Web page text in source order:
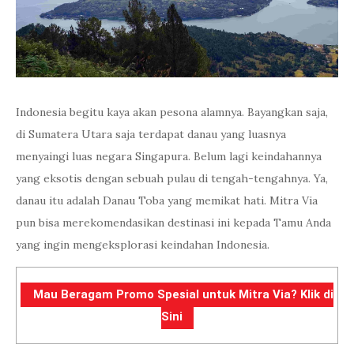
Indonesia begitu kaya akan pesona alamnya. Bayangkan saja,
di Sumatera Utara saja terdapat danau yang luasnya
menyaingi luas negara Singapura. Belum lagi keindahannya
yang eksotis dengan sebuah pulau di tengah-tengahnya. Ya,
danau itu adalah Danau Toba yang memikat hati. Mitra Via
pun bisa merekomendasikan destinasi ini kepada Tamu Anda
yang ingin mengeksplorasi keindahan Indonesia.
Mau Beragam Promo Spesial untuk Mitra Via? Klik di
Sini